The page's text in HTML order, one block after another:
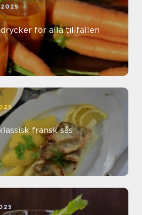
drycker för alla tillfällen
fransk sås